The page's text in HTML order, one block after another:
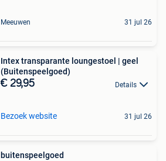
Meeuwen 31 jul 26
Intex transparante loungestoel | geel
(Buitenspeelgoed)
€ 29,95 Details
Bezoek website 31 jul 26
buitenspeelgoed